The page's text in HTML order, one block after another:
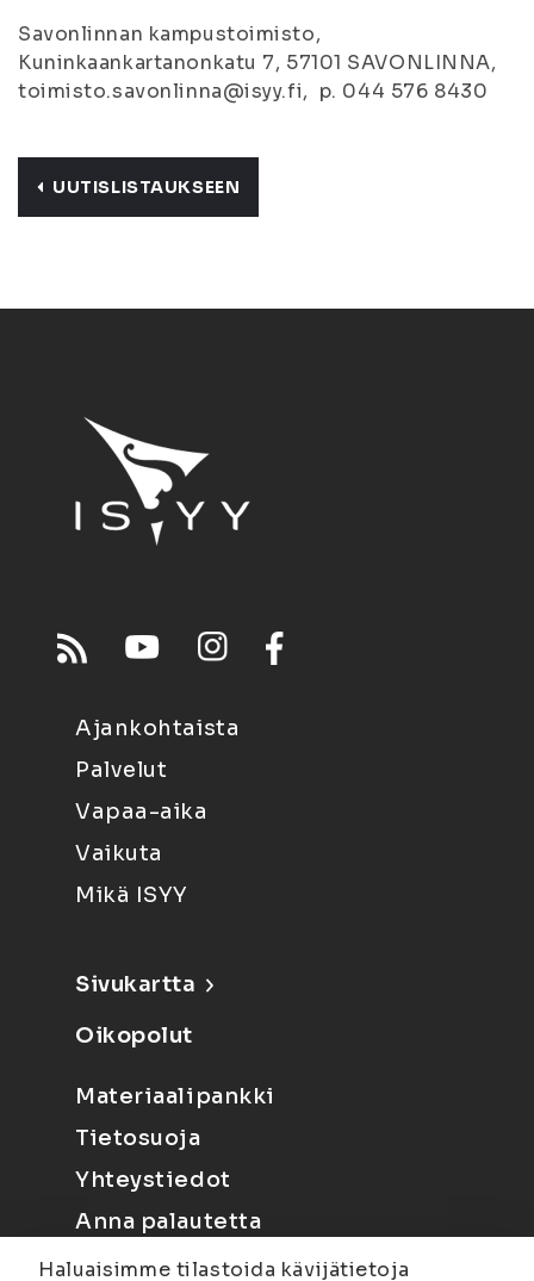
Savonlinnan kampustoimisto,
Kuninkaankartanonkatu 7, 57101 SAVONLINNA,
toimisto.savonlinna@isyy.fi, p. 044 576 8430
UUTISLISTAUKSEEN
Ajankohtaista
Palvelut
Vapaa-aika
Vaikuta
Mikä ISYY
Sivukartta
Oikopolut
Materiaalipankki
Tietosuoja
Yhteystiedot
Anna palautetta
Haluaisimme tilastoida kävijätietoja